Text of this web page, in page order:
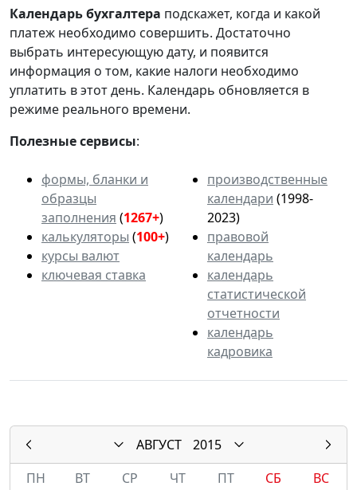
Календарьбухгалтера подскажет, когда и какой
платеж необходимо совершить. Достаточно
выбрать интересующую дату, и появится
информация о том, какие налоги необходимо
уплатить в этот день. Календарь обновляется в
режиме реального времени.
Полезные сервисы:
формы, бланки и
образцы
заполнения (1267+)
калькуляторы (100+)
курсы валют
ключевая ставка
производственные
календари (1998-
2023)
правовой
календарь
календарь
статистической
отчетности
календарь
кадровика
АВГУСТ
2015
ПН
ВТ СР ЧТ ПТ СБ
ВС